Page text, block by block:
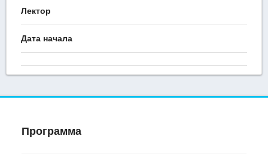
Лектор
Дата начала
Программа